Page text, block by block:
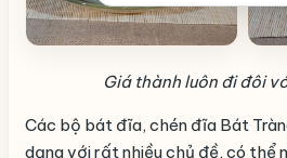
Giá thành luôn đi đôi
Các bộ bát đĩa, chén đĩa Bát
dạng với rất nhiều chủ đề, có thể